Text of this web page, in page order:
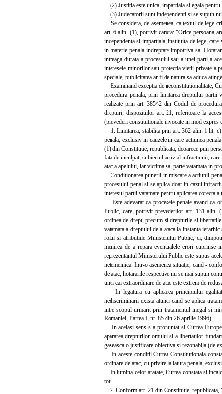
(2) Justitia este unica, impartiala si egala pentru
(3) Judecatorii sunt independenti si se supun
Se considera, de asemenea, ca textul de lege
art. 6 alin. (1), potrivit carora: "Orice persoana
independenta si impartiala, instituita de lege,
in materie penala indreptate impotriva sa.
intreaga durata a procesului sau a unei parti a
interesele minorilor sau protectia vietii private a
speciale, publicitatea ar fi de natura sa aduca
Examinand exceptia de neconstitutionalitate,
procedura penala, prin limitarea dreptului partii
realizate prin art. 385^2 din Codul de
drepturi; dispozitiilor art. 21, referitoare la
(prevederi constitutionale invocate in mod
1. Limitarea, stabilita prin art. 362 alin. 1 lit. c)
penala, exclusiv in cauzele in care actiunea
(1) din Constitutie, republicata, deoarece pun
fata de inculpat, subiectul activ al infractiunii,
atac a apelului, iar victima sa, parte vatamata in
Conditionarea punerii in miscare a actiunii
procesului penal si se aplica doar in cazul
interesul partii vatamate pentru aplicarea corecta
Este adevarat ca procesele penale avand ca
Public, care, potrivit prevederilor art. 131 alin.
ordinea de drept, precum si drepturile si
vatamata a dreptului de a ataca la instanta
rolul si atributiile Ministerului Public, ci,
menirea de a repara eventualele erori cuprinse
reprezentantul Ministerului Public este supus
netemeinica. Intr-o asemenea situatie, cand -
de atac, hotararile respective nu se mai supun
unei cai extraordinare de atac este extrem de
In legatura cu aplicarea principiului
nediscriminarii exista atunci cand se aplica
intre scopul urmarit prin tratamentul inegal si
Romaniei, Partea I, nr. 85 din 26 aprilie 1996).
In acelasi sens s-a pronuntat si Curtea
apararea drepturilor omului si a libertatilor
gaseasca o justificare obiectiva si rezonabila
In aceste conditii Curtea Constitutionala
ordinare de atac, cu privire la latura penala,
In lumina celor aratate, Curtea constata si
toti".
2. Conform art. 21 din Constitutie, republicata,